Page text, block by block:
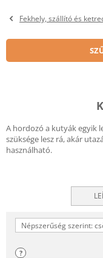
Fekhely, szállító és
A hordozó a kutyák egyik
szüksége lesz rá, akár
használható.
Népszerűség szerint:
?